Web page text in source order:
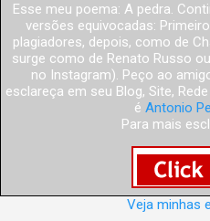
Esse meu poema: A pedra.
versões equivocadas:
plagiadores, depois, como de
surge como de Renato Russo
no Instagram). Peço ao
esclareça em seu Blog, Site,
é Antonio
Para mais
Veja minhas